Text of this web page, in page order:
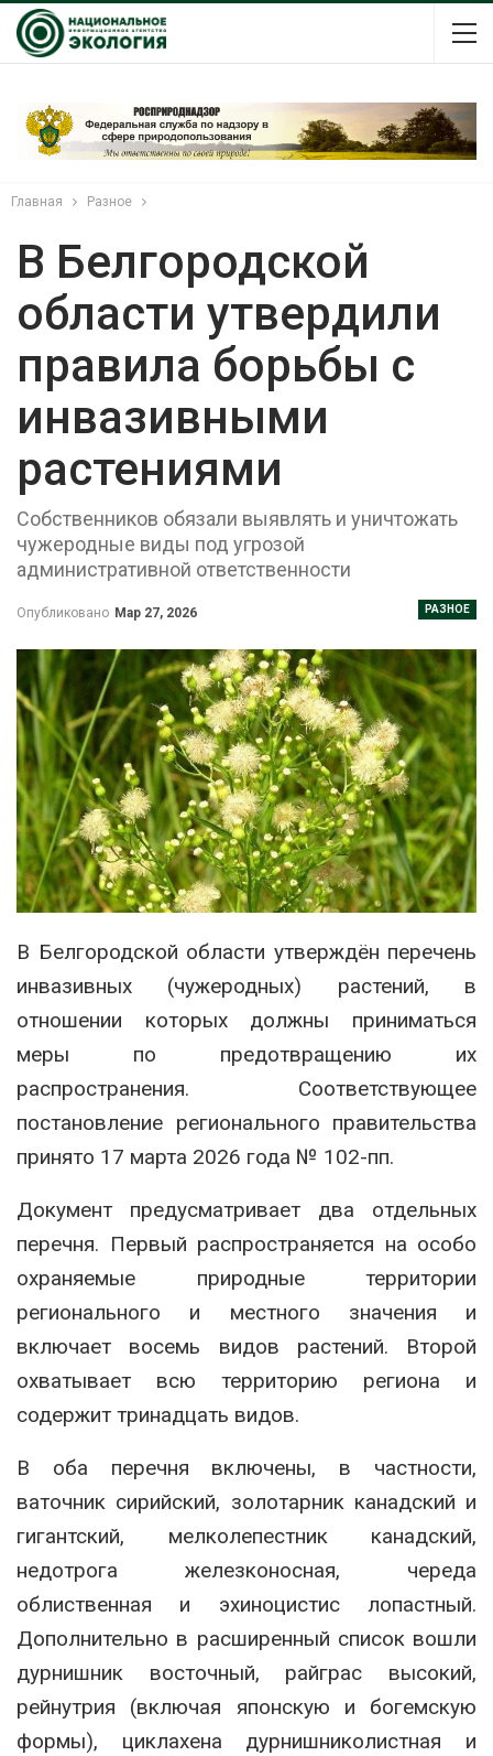
Главная Разное
В Белгородской
области утвердили
правила борьбы с
инвазивными
растениями
Собственников обязали выявлять и уничтожать
чужеродные виды под угрозой
административной ответственности
РАЗНОЕ
Опубликовано Мар 27, 2026
В Белгородской области утверждён перечень
инвазивных (чужеродных) растений, в
отношении которых должны приниматься
меры по предотвращению их
распространения. Соответствующее
постановление регионального правительства
принято 17 марта 2026 года № 102-пп.
Документ предусматривает два отдельных
перечня. Первый распространяется на особо
охраняемые природные территории
регионального и местного значения и
включает восемь видов растений. Второй
охватывает всю территорию региона и
содержит тринадцать видов.
В оба перечня включены, в частности,
ваточник сирийский, золотарник канадский и
гигантский, мелколепестник канадский,
недотрога железконосная, череда
облиственная и эхиноцистис лопастный.
Дополнительно в расширенный список вошли
дурнишник восточный, райграс высокий,
рейнутрия (включая японскую и богемскую
формы), циклахена дурнишниколистная и